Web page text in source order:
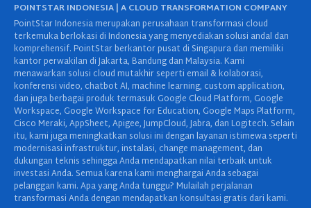
POINTSTAR INDONESIA | A CLOUD TRANSFORMATION COMPANY
PointStar Indonesia merupakan perusahaan transformasi cloud
terkemuka berlokasi di Indonesia yang menyediakan solusi andal dan
komprehensif. PointStar berkantor pusat di Singapura dan memiliki
kantor perwakilan di Jakarta, Bandung dan Malaysia. Kami
menawarkan solusi cloud mutakhir seperti email & kolaborasi,
konferensi video, chatbot AI, machine learning, custom application,
dan juga berbagai produk termasuk Google Cloud Platform, Google
Workspace, Google Workspace for Education, Google Maps Platform,
Cisco Meraki, AppSheet, Apigee, JumpCloud, Jabra, dan Logitech. Selain
itu, kami juga meningkatkan solusi ini dengan layanan istimewa seperti
modernisasi infrastruktur, instalasi, change management, dan
dukungan teknis sehingga Anda mendapatkan nilai terbaik untuk
investasi Anda. Semua karena kami menghargai Anda sebagai
pelanggan kami. Apa yang Anda tunggu? Mulailah perjalanan
transformasi Anda dengan mendapatkan konsultasi gratis dari kami.